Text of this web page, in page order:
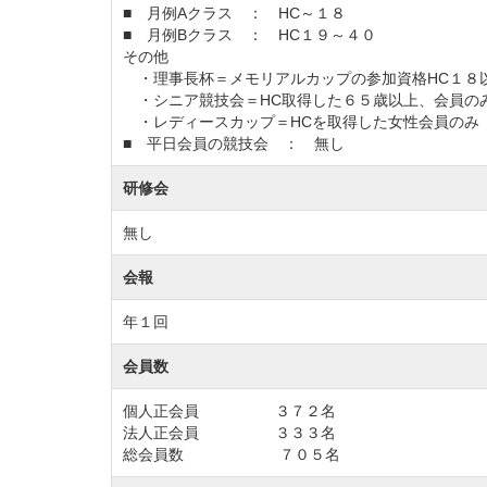
■ 月例Aクラス ： HC～１８
■ 月例Bクラス ： HC１９～４０
その他
・理事長杯＝メモリアルカップの参加資格HC１８
・シニア競技会＝HC取得した６５歳以上、会員の
・レディースカップ＝HCを取得した女性会員のみ
■ 平日会員の競技会 ： 無し
研修会
無し
会報
年１回
会員数
個人正会員 ３７２名
法人正会員 ３３３名
総会員数 ７０５名